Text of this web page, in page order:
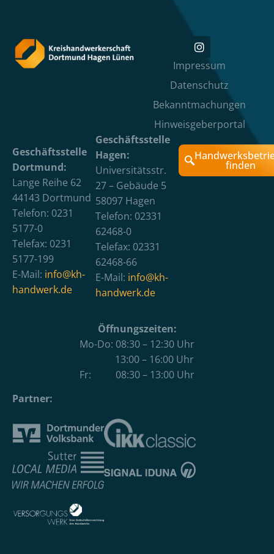
Impressum
Datenschutz
Bekanntmachungen
Hinweisgeberportal
Geschäftsstelle
Dortmund:
Lange Reihe 62
44143 Dortmund
Telefon: 0231
5177-0
Telefax: 0231
5177-199
E-Mail: info@kh-
handwerk.de
Geschäftsstelle
Hagen:
Universitätsstr.
27 – Gebäude 5
58097 Hagen
Telefon: 02331
62468-0
Telefax: 02331
62468-66
E-Mail: info@kh-
handwerk.de
finden
Öffnungszeiten:
Mo-Do: 08:30 – 12:30 Uhr
13:00 – 16:00 Uhr
Fr: 08:30 – 13:00 Uhr
Partner: